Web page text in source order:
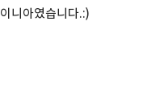
니아였습니다.:)